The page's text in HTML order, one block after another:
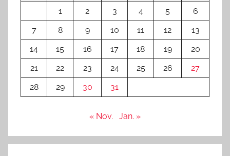
1
2 3 4 5
6
7
8 9 10 11 12
13
14
15 16 17 18 19
20
21
22 23 24 25 26
27
28
29 30 31
« Nov. Jan. »